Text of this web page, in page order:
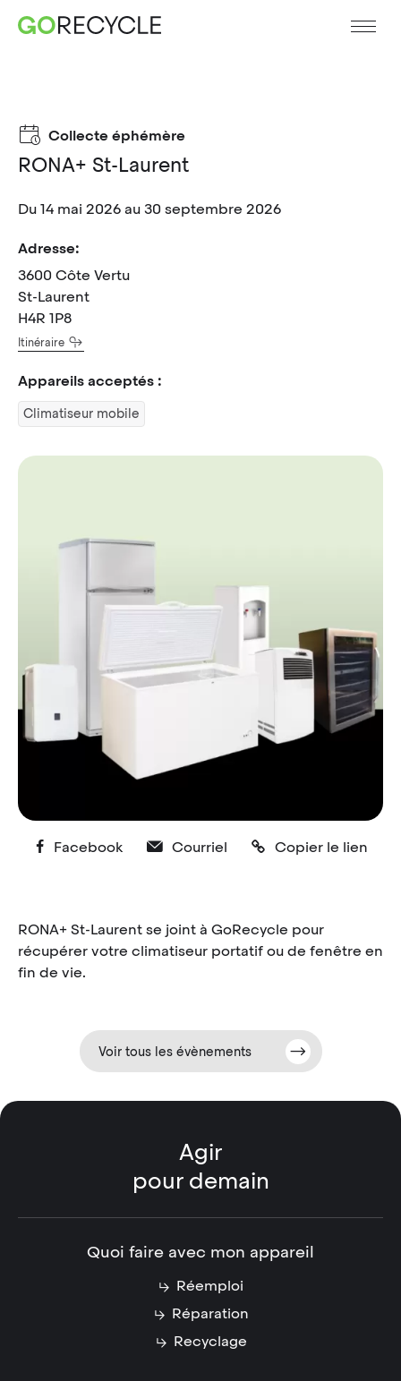
Collecte éphémère
RONA+ St-Laurent
Du 14 mai 2026 au 30 septembre 2026
Adresse:
3600 Côte Vertu
St-Laurent
H4R 1P8
Itinéraire
Appareils acceptés :
Climatiseur mobile
Facebook Courriel Copier le lien
RONA+ St-Laurent se joint à GoRecycle pour
récupérer votre climatiseur portatif ou de fenêtre en
fin de vie.
Voir tous les évènements
Agir
pour demain
Quoi faire avec mon appareil
Réemploi
Réparation
Recyclage